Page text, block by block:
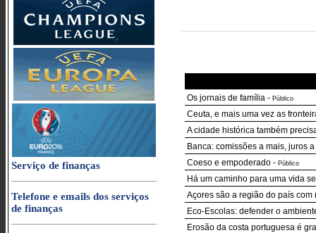
Serviço de finanças
Telefone e emails dos serviços
de finanças
Os jornais de família - Público
Ceuta, e mais uma vez as
A cidade histórica também
Banca: comissões a mais, juros
Coeso e empoderado - Público
Há um caminho para uma vida
Açores são a região do país
Eco-Escolas: defender o
Erosão da costa portuguesa é